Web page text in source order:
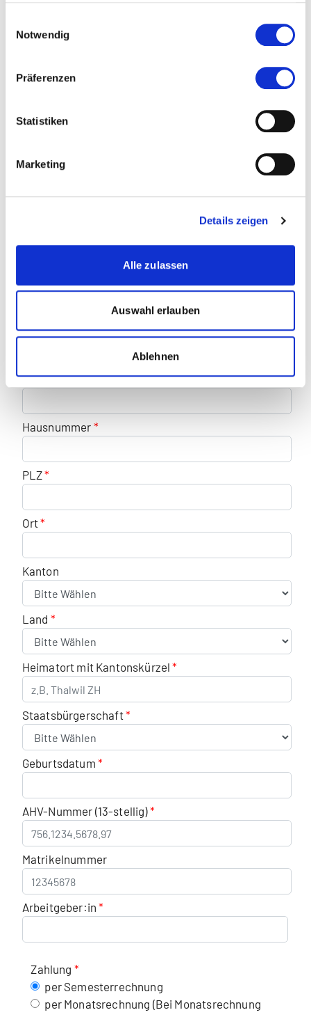
Notwendig
Präferenzen
Statistiken
Marketing
Details zeigen
Alle zulassen
Auswahl erlauben
Ablehnen
Konsumentenpsychologie – Fernstudium im
CAS FH in Zollrecht und internationalem
E-Mail
Telefon
Strasse
Hausnummer
PLZ
Ort
Kanton
Land
Heimatort mit Kantonskürzel
Staatsbürgerschaft
Geburtsdatum
AHV-Nummer (13-stellig)
Matrikelnummer
Arbeitgeber:in
Zahlung
per Semesterrechnung
per Monatsrechnung (Bei Monatsrechnung